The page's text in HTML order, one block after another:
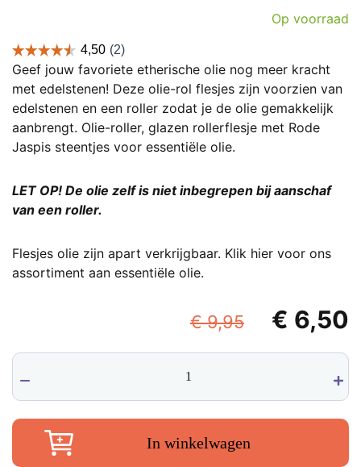
Op voorraad
Geef jouw favoriete etherische olie nog meer kracht
met edelstenen! Deze olie-rol flesjes zijn voorzien van
edelstenen en een roller zodat je de olie gemakkelijk
aanbrengt. Olie-roller, glazen rollerflesje met Rode
Jaspis steentjes voor essentiële olie.
LET OP! De olie zelf is niet inbegrepen bij aanschaf
van een roller.
Flesjes olie zijn apart verkrijgbaar. Klik hier voor ons
assortiment aan essentiële olie.
€9,95
€ 9,95.
€ 6,50
Olie-
roller,
glazen
rollerflesje
Rode
In winkelwagen